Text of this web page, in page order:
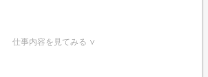
仕事内容を見てみる ∨